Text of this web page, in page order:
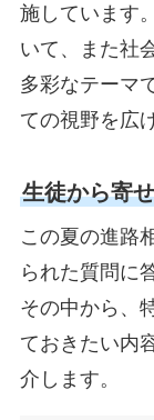
施しています
いて、また社
多彩なテーマ
ての視野を広
生徒から寄
この夏の進路
られた質問に
その中から、
ておきたい内
介します。